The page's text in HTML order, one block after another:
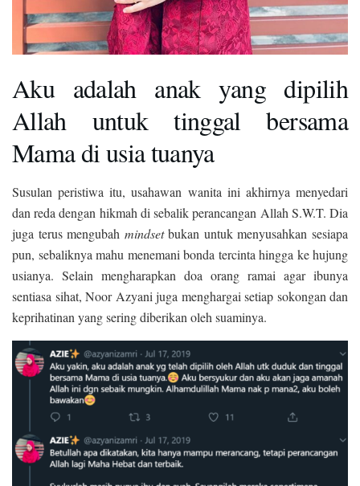
Aku adalah anak yang dipilih
Allah untuk tinggal bersama
Mama di usia tuanya
Susulan peristiwa itu, usahawan wanita ini akhirnya menyedari
dan reda dengan hikmah di sebalik perancangan Allah S.W.T. Dia
juga terus mengubah mindsetbukan untuk menyusahkan sesiapa
pun, sebaliknya mahu menemani bonda tercinta hingga ke hujung
usianya. Selain mengharapkan doa orang ramai agar ibunya
sentiasa sihat, Noor Azyani juga menghargai setiap sokongan dan
keprihatinan yang sering diberikan oleh suaminya.